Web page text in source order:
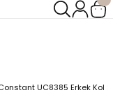
UC8385 Erkek Kol